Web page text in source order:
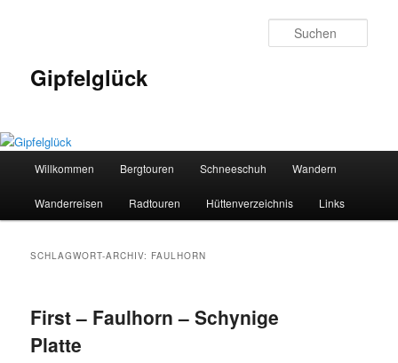
Gipfelglück
Willkommen Bergtouren Schneeschuh Wandern
Wanderreisen Radtouren Hüttenverzeichnis Links
SCHLAGWORT-ARCHIV: FAULHORN
First – Faulhorn – Schynige
Platte